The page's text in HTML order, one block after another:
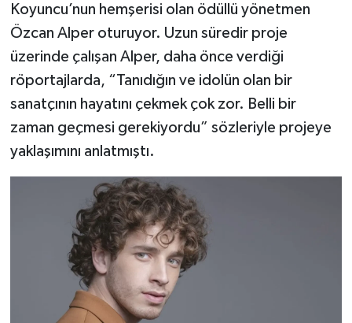
Koyuncu’nun hemşerisi olan ödüllü yönetmen
Özcan Alper oturuyor. Uzun süredir proje
üzerinde çalışan Alper, daha önce verdiği
röportajlarda, “Tanıdığın ve idolün olan bir
sanatçının hayatını çekmek çok zor. Belli bir
zaman geçmesi gerekiyordu” sözleriyle projeye
yaklaşımını anlatmıştı.
Yaşam